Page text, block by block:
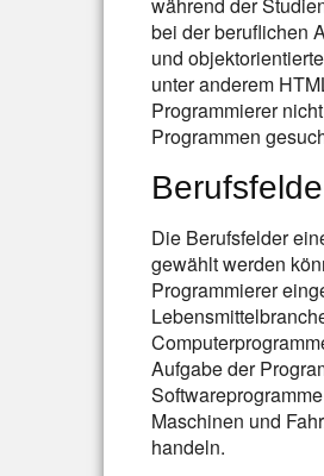
bei der beruflichen
und
unter anderem
Programmierer
Programmen
Die Berufsfelder
gewählt werden
Programmierer
Aufgabe der
Maschinen und
handeln.